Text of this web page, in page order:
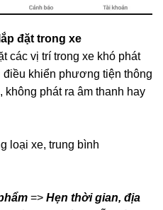
đặt trong xe
các vị trí trong xe khó phát
khiển phương tiện thông
không phát ra âm thanh hay
loại xe, trung bình
=> Hẹn thời gian, địa